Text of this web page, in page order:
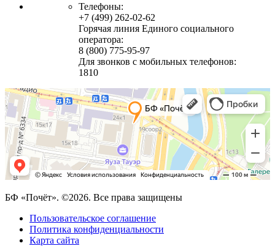
Телефоны:
+7 (499) 262-02-62
Горячая линия Единого социального
оператора:
8 (800) 775-95-97
Для звонков с мобильных телефонов:
1810
БФ «Почёт». ©2026. Все права защищены
Пользовательское соглашение
Политика конфиденциальности
Карта сайта